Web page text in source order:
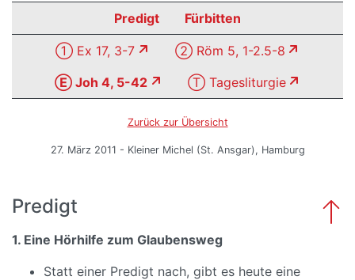
Predigt Fürbitten
① Ex 17, 3-7
② Röm 5, 1-2.5-8
Ⓔ Joh 4, 5-42
Ⓣ Tagesliturgie
Zurück zur Übersicht
27. März 2011 - Kleiner Michel (St. Ansgar), Hamburg
Predigt
1. Eine Hörhilfe zum Glaubensweg
Statt einer Predigt nach, gibt es heute eine